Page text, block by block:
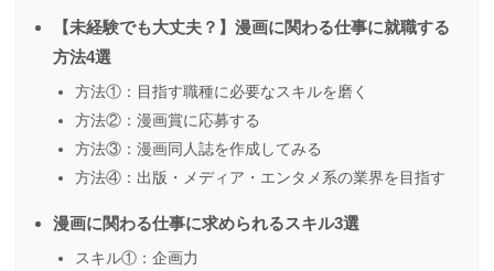
【未経験でも大丈夫？】漫画に関わる仕事に就職する
方法4選
方法①：目指す職種に必要なスキルを磨く
方法②：漫画賞に応募する
方法③：漫画同人誌を作成してみる
方法④：出版・メディア・エンタメ系の業界を目指す
漫画に関わる仕事に求められるスキル3選
スキル①：企画力